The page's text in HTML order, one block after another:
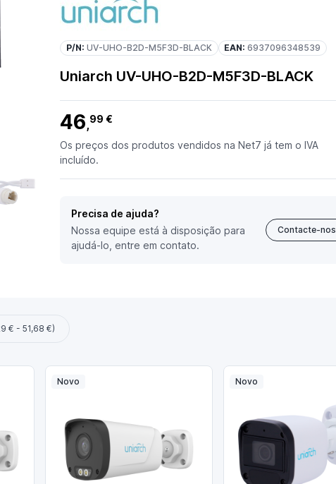
P/N: UV-UHO-B2D-M5F3D-BLACK EAN: 6937096348539
Uniarch UV-UHO-B2D-M5F3D-BLACK
46,99 €
Os preços dos produtos vendidos na Net7 já tem o IVA
incluído.
Precisa de ajuda?
Nossa equipe está à disposição para
ajudá-lo, entre em contato.
Contacte-nos
€ - 51,68 €)
Novo Novo